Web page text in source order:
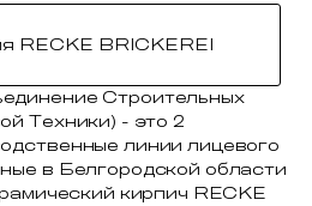
RECKE BRICKEREI
Строительных
Техники) - это 2
линии лицевого
в Белгородской области
кирпич RECKE